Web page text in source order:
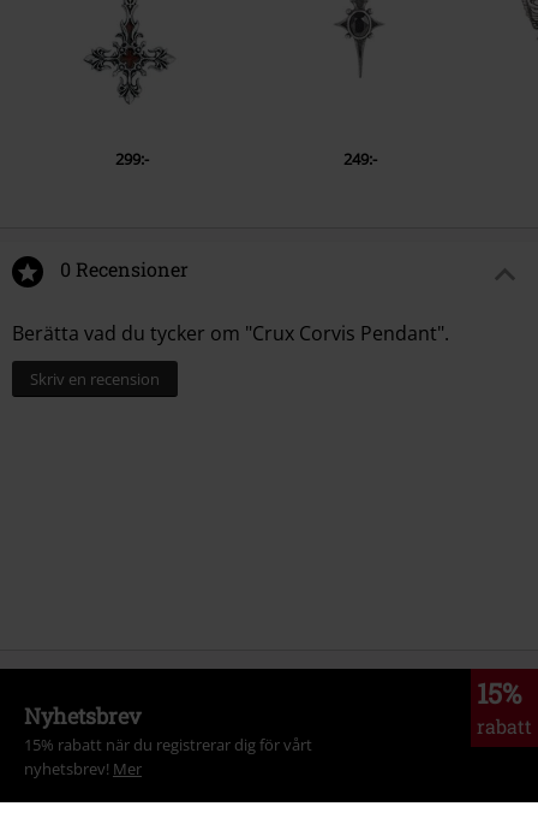
299:- 249:-
0 Recensioner
Berätta vad du tycker om "Crux Corvis Pendant".
Skriv en recension
15%
rabatt
Nyhetsbrev
15% rabatt när du registrerar dig för vårt
nyhetsbrev! Mer